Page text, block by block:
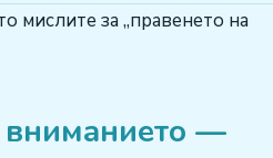
мислите за „правенето на
вниманието —